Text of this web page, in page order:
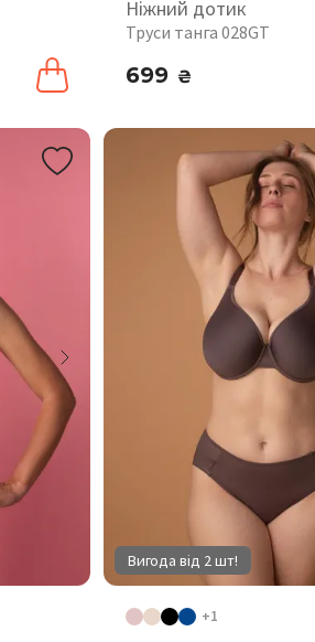
Ніжний дотик
Труси танга 028GT
699 ₴
Вигода від 2 шт!
+1